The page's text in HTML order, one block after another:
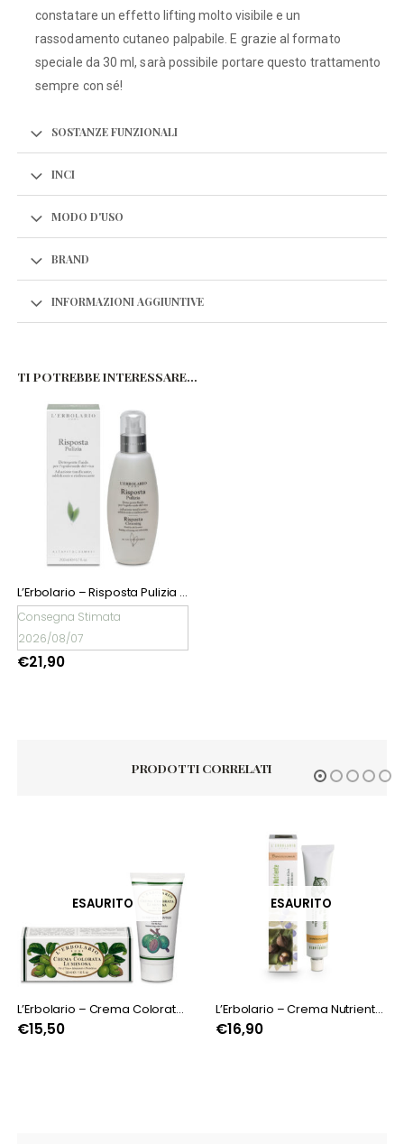
constatare un effetto lifting molto visibile e un
rassodamento cutaneo palpabile. E grazie al formato
speciale da 30 ml, sarà possibile portare questo trattamento
sempre con sé!
SOSTANZE FUNZIONALI
INCI
MODO D'USO
BRAND
INFORMAZIONI AGGIUNTIVE
TI POTREBBE INTERESSARE…
L’Erbolario – Risposta Pulizia Altafitocosmesi
Consegna Stimata
2026/08/07
€21,90
PRODOTTI CORRELATI
ESAURITO
L’Erbolario – Crema Colorata Luminosa Per il Viso
€15,50
ESAURITO
L’Erbolario – Crema Nutriente Viso Bioecocosmesi
€16,90